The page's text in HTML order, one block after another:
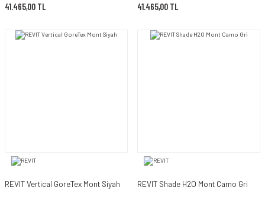
41.465,00 TL 41.465,00 TL
REVIT Vertical GoreTex Mont Siyah REVIT Shade H2O Mont Camo Gri